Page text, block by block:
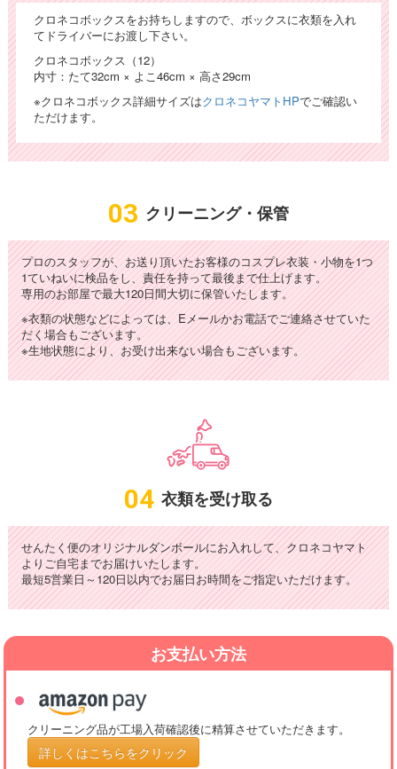
クロネコボックスをお持ちしますので、ボックスに衣類を入れ
てドライバーにお渡し下さい。
クロネコボックス（12）
内寸：たて32cm × よこ46cm × 高さ29cm
※クロネコボックス詳細サイズはクロネコヤマトHPでご確認い
ただけます。
03 クリーニング・保管
プロのスタッフが、お送り頂いたお客様のコスプレ衣装・小物を1つ
1ていねいに検品をし、責任を持って最後まで仕上げます。
専用のお部屋で最大120日間大切に保管いたします。
※衣類の状態などによっては、Eメールかお電話でご連絡させていた
だく場合もございます。
※生地状態により、お受け出来ない場合もございます。
04 衣類を受け取る
せんたく便のオリジナルダンボールにお入れして、クロネコヤマト
よりご自宅までお届けいたします。
最短5営業日～120日以内でお届日お時間をご指定いただけます。
お支払い方法
クリーニング品が工場入荷確認後に精算させていただきます。
詳しくはこちらをクリック